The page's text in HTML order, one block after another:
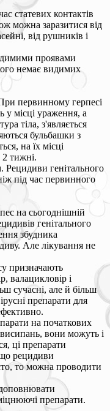
статевих контактів
можна заразитися від
від рушників і
проявами
немає видимих
первинному герпесі
у місці ураження, а
тіла, з'являється
бульбашки з
на їх місці
2 тижні.
генітального
під час первинного
на сьогоднішній
генітального
збудника
Але лікування не
призначають
валацикловір і
сучасні, але й більш
препарати для
на початкових
вони можуть і
ці препарати
рецидиви
то можна проводити
препарати.